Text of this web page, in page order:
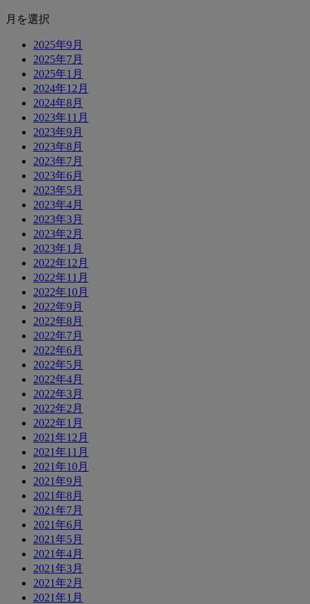
月を選択
2025年9月
2025年7月
2025年1月
2024年12月
2024年8月
2023年11月
2023年9月
2023年8月
2023年7月
2023年6月
2023年5月
2023年4月
2023年3月
2023年2月
2023年1月
2022年12月
2022年11月
2022年10月
2022年9月
2022年8月
2022年7月
2022年6月
2022年5月
2022年4月
2022年3月
2022年2月
2022年1月
2021年12月
2021年11月
2021年10月
2021年9月
2021年8月
2021年7月
2021年6月
2021年5月
2021年4月
2021年3月
2021年2月
2021年1月